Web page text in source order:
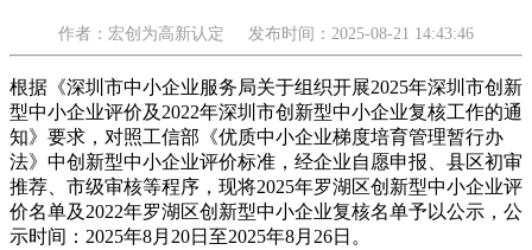
作者：宏创为高新认定 发布时间：2025-08-21 14:43:46
根据《深圳市中小企业服务局关于组织开展2025年深圳市创新
型中小企业评价及2022年深圳市创新型中小企业复核工作的通
知》要求，对照工信部《优质中小企业梯度培育管理暂行办
法》中创新型中小企业评价标准，经企业自愿申报、县区初审
推荐、市级审核等程序，现将2025年罗湖区创新型中小企业评
价名单及2022年罗湖区创新型中小企业复核名单予以公示，公
示时间：2025年8月20日至2025年8月26日。